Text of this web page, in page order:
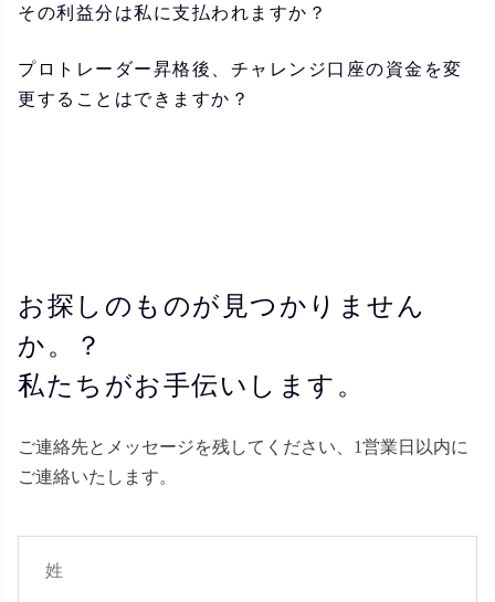
その利益分は私に支払われますか？
プロトレーダー昇格後、チャレンジ口座の資金を変
更することはできますか？
お探しのものが見つかりません
か。？
私たちがお手伝いします。
ご連絡先とメッセージを残してください、1営業日以内に
ご連絡いたします。